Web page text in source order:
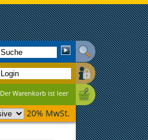
Der Warenkorb ist leer
20% MwSt.